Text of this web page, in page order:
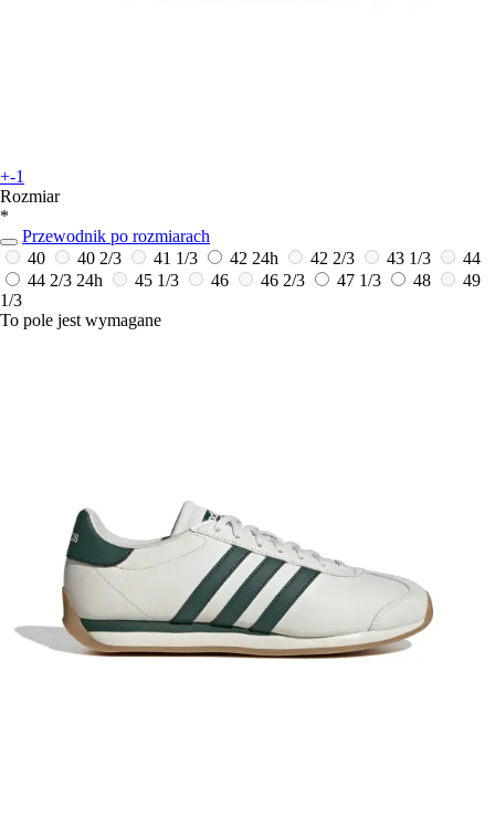
+-1
Rozmiar
*
Przewodnik po rozmiarach
40
40 2/3 41 1/3 42 24h 42 2/3 43 1/3
44
44 2/3 24h 45 1/3 46 46 2/3 47 1/3 48
49
1/3
To pole jest wymagane